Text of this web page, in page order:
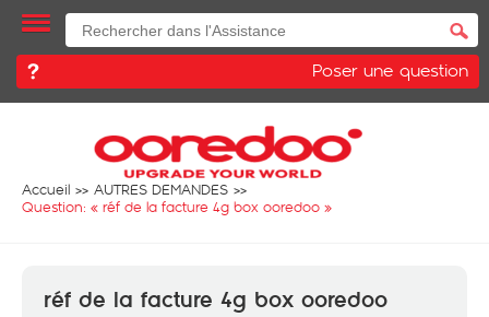
Poser une question
Accueil
AUTRES DEMANDES
Question: « réf de la facture 4g box ooredoo »
réf de la facture 4g box ooredoo